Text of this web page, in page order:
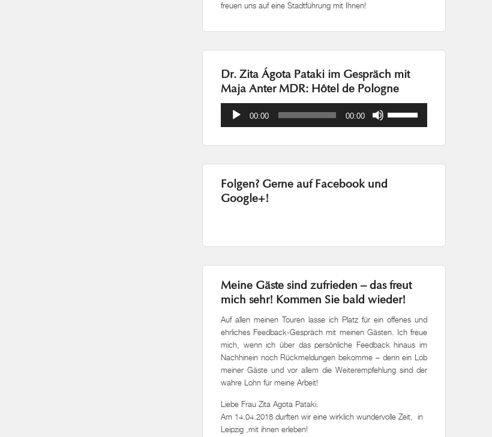
freuen uns auf eine Stadtführung mit Ihnen!
Dr. Zita Ágota Pataki im Gespräch mit
Maja Anter MDR: Hôtel de Pologne
Audio-
Player
00:00 00:00
um
Folgen? Gerne auf Facebook und
Google+!
Meine Gäste sind zufrieden – das freut
mich sehr! Kommen Sie bald wieder!
Auf allen meinen Touren lasse ich Platz für ein offenes und
ehrliches Feedback-Gespräch mit meinen Gästen. Ich freue
mich, wenn ich über das persönliche Feedback hinaus im
Nachhinein noch Rückmeldungen bekomme – denn ein Lob
meiner Gäste und vor allem die Weiterempfehlung sind der
wahre Lohn für meine Arbeit!
Liebe Frau Zita Agota Pataki.
Am 14.04.2018 durften wir eine wirklich wundervolle Zeit, in
Leipzig ,mit ihnen erleben!